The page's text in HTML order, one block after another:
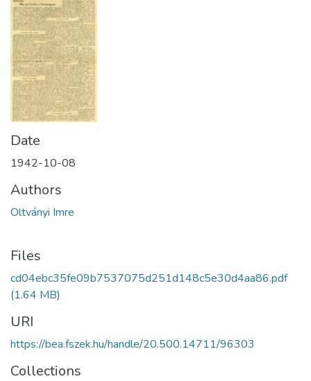
Date
1942-10-08
Authors
Oltványi Imre
Files
cd04ebc35fe09b7537075d251d148c5e30d4aa86.pdf
(1.64 MB)
URI
https://bea.fszek.hu/handle/20.500.14711/96303
Collections